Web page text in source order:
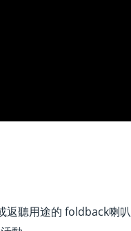
返聽用途的 foldback喇叭